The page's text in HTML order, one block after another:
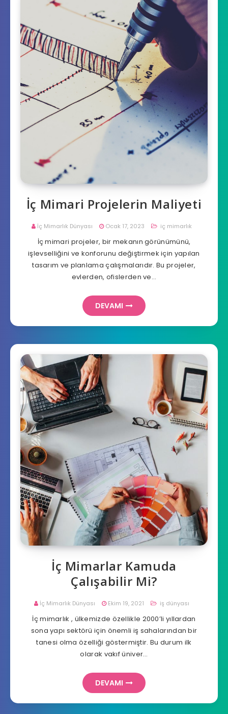
İç Mimari Projelerin Maliyeti
İç Mimarlık Dünyası Ocak 17, 2023 iç mimarlık
İç mimari projeler, bir mekanın görünümünü,
işlevselliğini ve konforunu değiştirmek için yapılan
tasarım ve planlama çalışmalarıdır. Bu projeler,
evlerden, ofislerden ve…
DEVAMI
İç Mimarlar Kamuda
Çalışabilir Mi?
İç Mimarlık Dünyası Ekim 19, 2021 iş dünyası
İç mimarlık , ülkemizde özellikle 2000’li yıllardan
sona yapı sektörü için önemli iş sahalarından bir
tanesi olma özelliği göstermiştir. Bu durum ilk
olarak vakıf üniver…
DEVAMI